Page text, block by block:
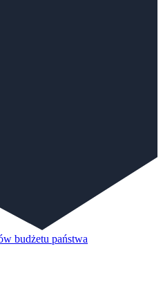
budżetu państwa